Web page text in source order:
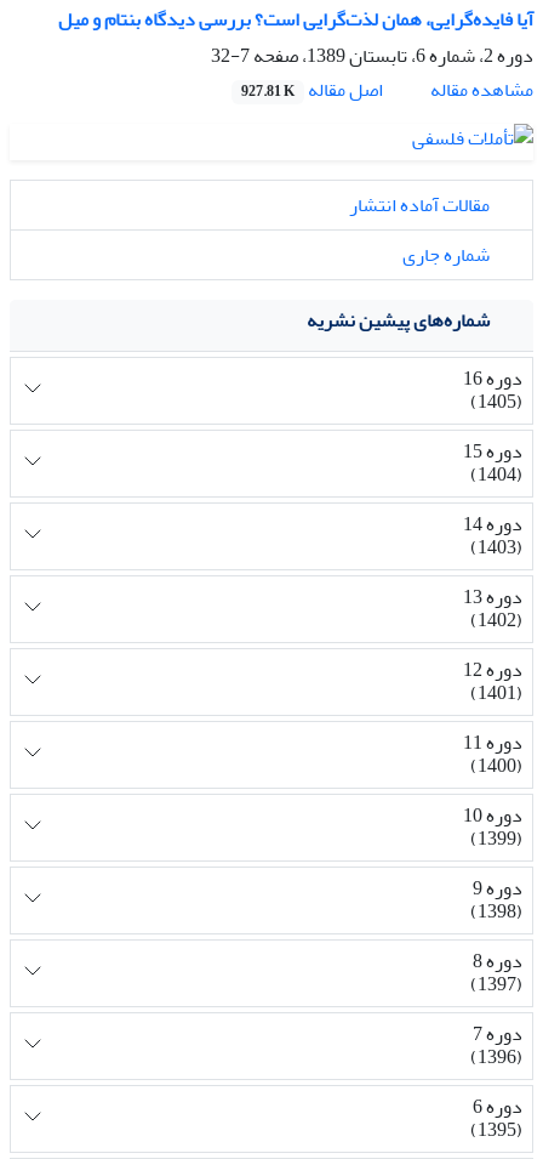
آیا فایده‌گرایی، همان لذت‌گرایی است؟ بررسی دیدگاه بنتام و میل
دوره 2، شماره 6، تابستان 1389، صفحه
7-32
مشاهده مقاله
اصل مقاله 927.81 K
مقالات آماده انتشار
شماره جاری
شماره‌های پیشین نشریه
دوره 16
(1405)
دوره 15
(1404)
دوره 14
(1403)
دوره 13
(1402)
دوره 12
(1401)
دوره 11
(1400)
دوره 10
(1399)
دوره 9
(1398)
دوره 8
(1397)
دوره 7
(1396)
دوره 6
(1395)